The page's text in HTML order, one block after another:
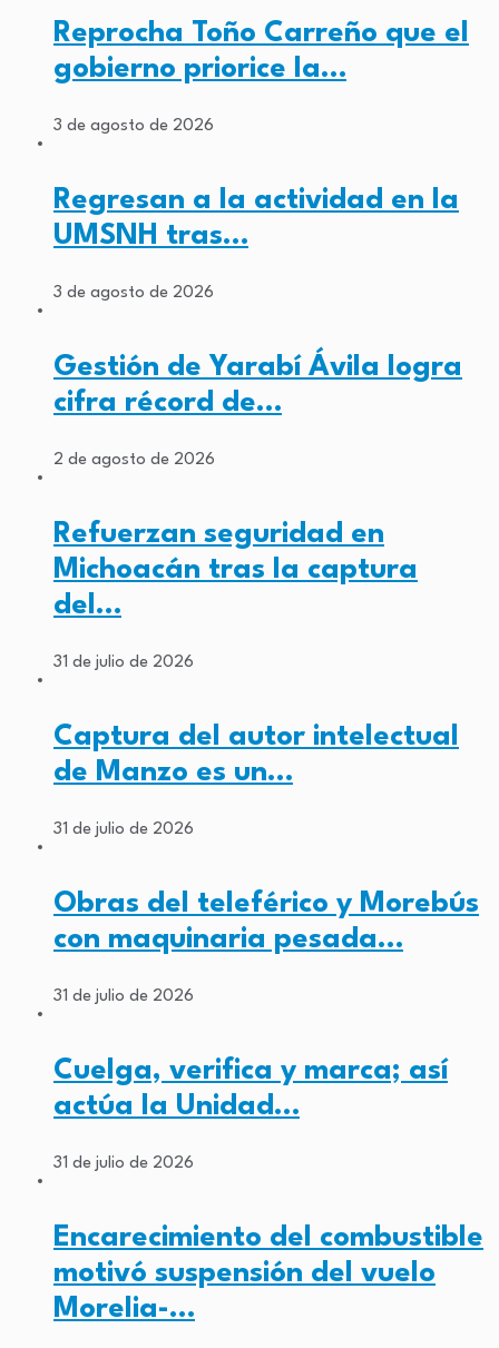
Reprocha Toño Carreño que el
gobierno priorice la…
3 de agosto de 2026
Regresan a la actividad en la
UMSNH tras…
3 de agosto de 2026
Gestión de Yarabí Ávila logra
cifra récord de…
2 de agosto de 2026
Refuerzan seguridad en
Michoacán tras la captura
del…
31 de julio de 2026
Captura del autor intelectual
de Manzo es un…
31 de julio de 2026
Obras del teleférico y Morebús
con maquinaria pesada…
31 de julio de 2026
Cuelga, verifica y marca; así
actúa la Unidad…
31 de julio de 2026
Encarecimiento del combustible
motivó suspensión del vuelo
Morelia-…